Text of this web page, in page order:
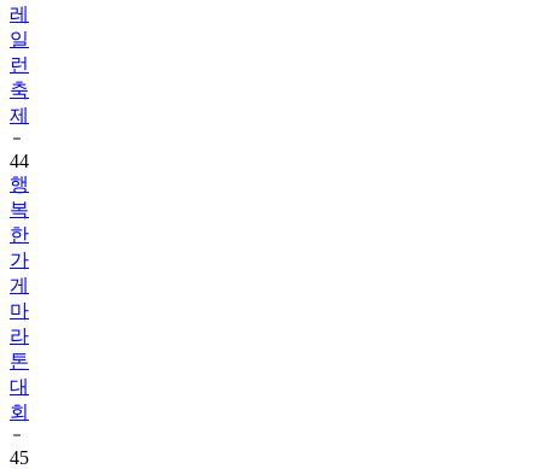
레
일
런
축
제
44
행
복
한
가
게
마
라
톤
대
회
45